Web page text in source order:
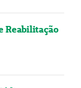
Reabilitação